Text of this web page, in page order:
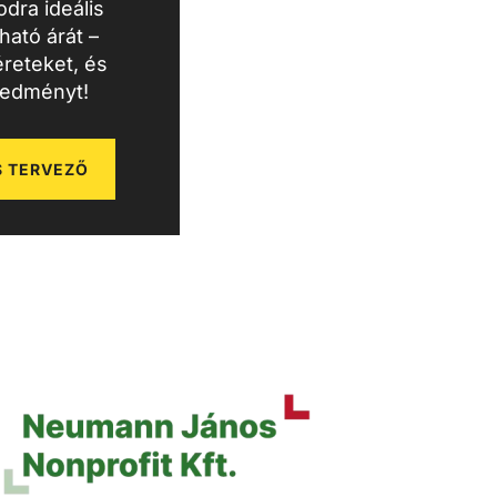
ideális
árát –
és
TERVEZŐ